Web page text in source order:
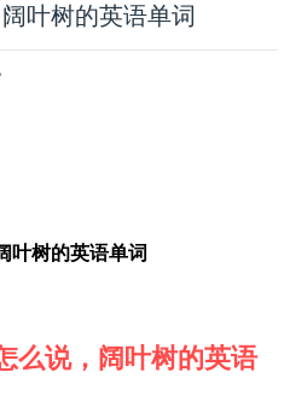
叶树的英语单词
叶树的英语单词
么说，阔叶树的英语